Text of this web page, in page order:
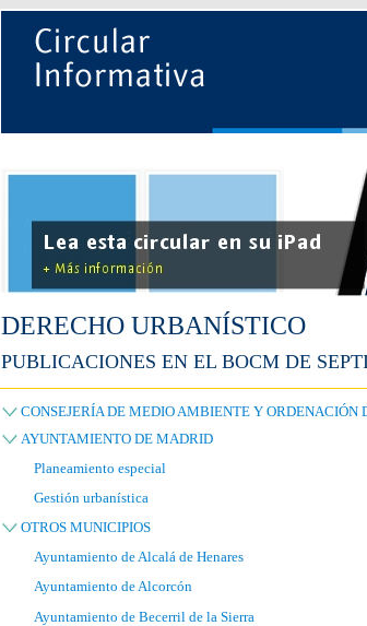
DERECHO URBANÍSTICO
PUBLICACIONES EN EL BOCM DE
CONSEJERÍA DE MEDIO AMBIENTE Y ORDENACIÓN
AYUNTAMIENTO DE MADRID
Planeamiento especial
Gestión urbanística
OTROS MUNICIPIOS
Ayuntamiento de Alcalá de Henares
Ayuntamiento de Alcorcón
Ayuntamiento de Becerril de la Sierra